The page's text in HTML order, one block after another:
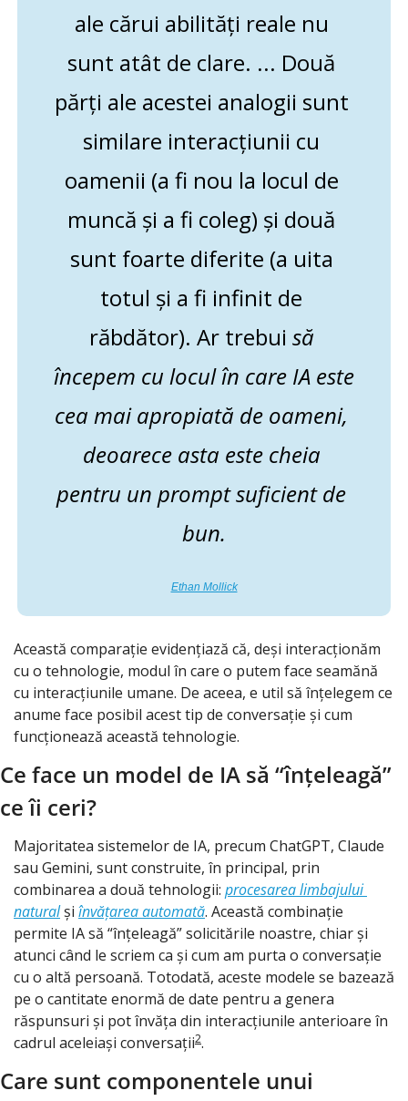
ale cărui abilități reale nu
sunt atât de clare. ... Două
părți ale acestei analogii sunt
similare interacțiunii cu
oamenii (a fi nou la locul de
muncă și a fi coleg) și două
sunt foarte diferite (a uita
totul și a fi infinit de
răbdător). Ar trebui să
începem cu locul în care IA este
cea mai apropiată de oameni,
deoarece asta este cheia
pentru un prompt suficient de
bun.
Ethan Mollick
Această comparație evidențiază că, deși interacționăm
cu o tehnologie, modul în care o putem face seamănă
cu interacțiunile umane. De aceea, e util să înțelegem ce
anume face posibil acest tip de conversație și cum
funcționează această tehnologie.
Ce face un model de IA să “înțeleagă”
ce îi ceri?
Majoritatea sistemelor de IA, precum ChatGPT, Claude
sau Gemini, sunt construite, în principal, prin
combinarea a două tehnologii: procesarea limbajului
natural și învățarea automată. Această combinație
permite IA să “înțeleagă” solicitările noastre, chiar și
atunci când le scriem ca și cum am purta o conversație
cu o altă persoană. Totodată, aceste modele se bazează
pe o cantitate enormă de date pentru a genera
răspunsuri și pot învăța din interacțiunile anterioare în
cadrul aceleiași conversații2.
Care sunt componentele unui